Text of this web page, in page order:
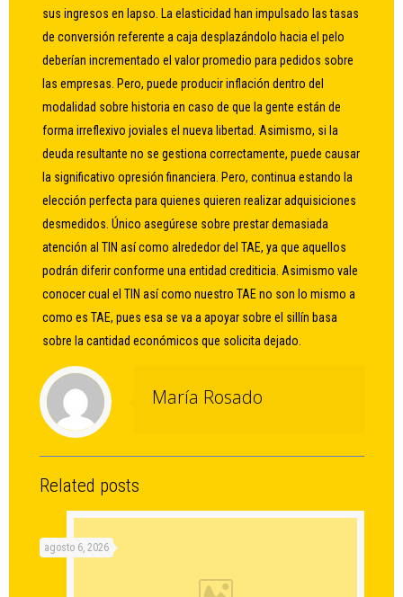
sus ingresos en lapso. La elasticidad han impulsado las tasas
de conversión referente a caja desplazándolo hacia el pelo
deberían incrementado el valor promedio para pedidos sobre
las empresas. Pero, puede producir inflación dentro del
modalidad sobre historia en caso de que la gente están de
forma irreflexivo joviales el nueva libertad. Asimismo, si la
deuda resultante no se gestiona correctamente, puede causar
la significativo opresión financiera. Pero, continua estando la
elección perfecta para quienes quieren realizar adquisiciones
desmedidos. Único asegúrese sobre prestar demasiada
atención al TIN así­ como alrededor del TAE, ya que aquellos
podrán diferir conforme una entidad crediticia. Asimismo vale
conocer cual el TIN así­ como nuestro TAE no son lo mismo a
como es TAE, pues esa se va a apoyar sobre el sillí­n basa
sobre la cantidad económicos que solicita dejado.
María Rosado
Related posts
agosto 6, 2026